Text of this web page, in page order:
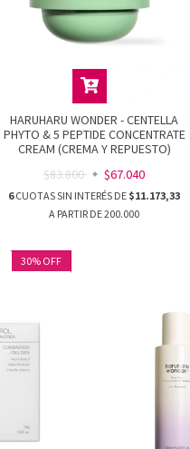
HARUHARU WONDER - CENTELLA
PHYTO & 5 PEPTIDE CONCENTRATE
CREAM (CREMA Y REPUESTO)
$83.800
$67.040
6CUOTAS SIN INTERÉS DE $11.173,33
30% OFF